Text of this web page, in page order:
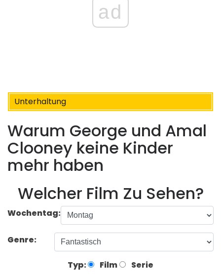
ad
Unterhaltung
Warum George und Amal
Clooney keine Kinder
mehr haben
Welcher Film Zu Sehen?
Wochentag:
Genre:
Typ: Film Serie